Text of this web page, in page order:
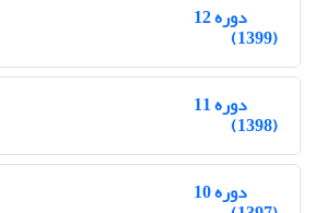
دوره 12
(1399)
دوره 11
(1398)
دوره 10